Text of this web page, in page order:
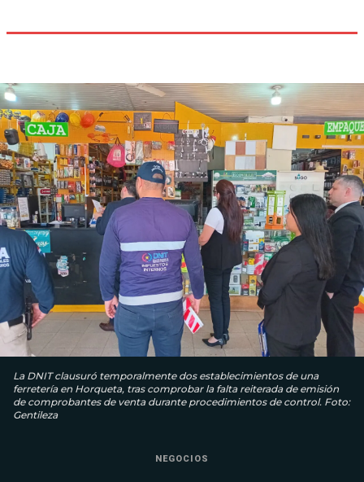
La DNIT clausuró temporalmente dos establecimientos de una
ferretería en Horqueta, tras comprobar la falta reiterada de emisión
de comprobantes de venta durante procedimientos de control. Foto:
Gentileza
NEGOCIOS